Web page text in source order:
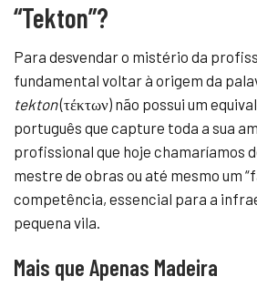
“Tekton”?
Para desvendar o mistério da
fundamental voltar à origem da
tekton(τέκτων) não possui um
português que capture toda a sua
profissional que hoje chamaríamos
mestre de obras ou até mesmo um
competência, essencial para a
pequena vila.
Mais que Apenas Madeira